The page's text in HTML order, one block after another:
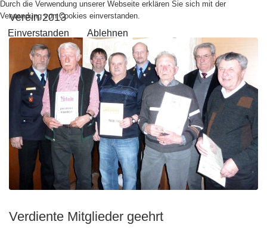
Verein 2013
Verdiente Mitglieder geehrt
Durch die Verwendung unserer Webseite erklären Sie sich mit der
Verwendung von Cookies einverstanden.
Einverstanden Ablehnen